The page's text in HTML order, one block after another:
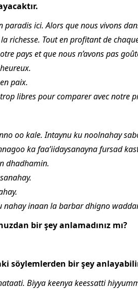
paradis ici. Alors que nous vivons
richesse. Tout en profitant de
pays et que nous n’avons pas
paix.
libres pour comparer avec notre
oo kale. Intaynu ku noolnahay
ka faa’iidaysanayna fursad
dhadhamin.
nahay inaan la barbar dhigno
bir şey anlamadınız mı?
söylemlerden bir şey
Biyya keenya keessatti